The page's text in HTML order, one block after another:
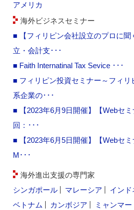
アメリカ
海外ビジネスセミナー
■ 【フィリピン会社設立のプロに
立・会計支･･･
■ Faith Internatinal Tax Sevice ･･･
■ フィリピン投資セミナー～フィリ
系企業の･･･
■ 【2023年6月9日開催】【Webセ
回：･･･
■ 【2023年6月5日開催】【Webセ
M･･･
海外進出支援の専門家
シンガポール
マレーシア インド
ベトナム
カンボジア ミャンマー